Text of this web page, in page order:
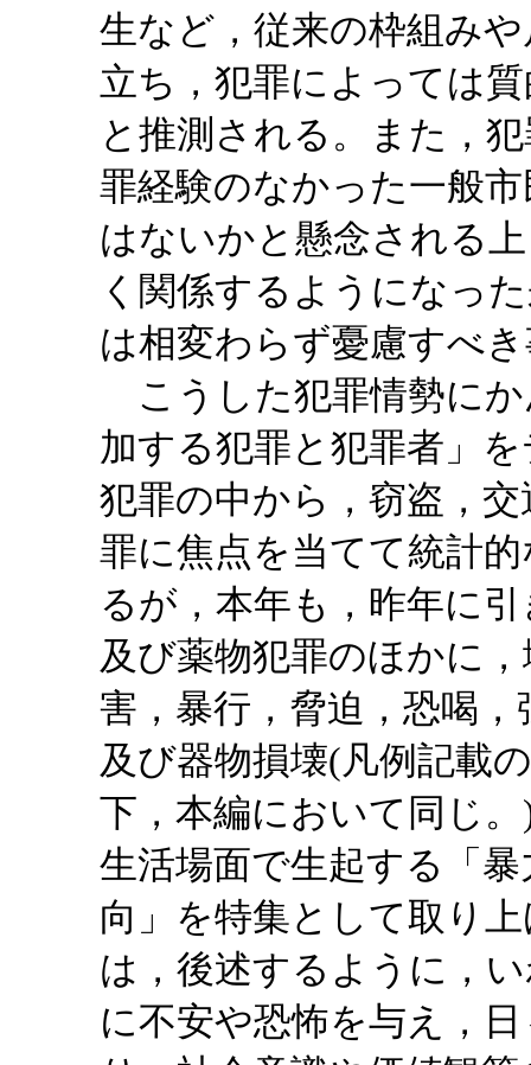
生など，従来の枠組み
立ち，犯罪によっては
と推測される。また，
罪経験のなかった一般
はないかと懸念される
く関係するようになっ
は相変わらず憂慮すべ
こうした犯罪情勢にか
加する犯罪と犯罪者」
犯罪の中から，窃盗，
罪に焦点を当てて統計
るが，本年も，昨年に
及び薬物犯罪のほかに
害，暴行，脅迫，恐喝
及び器物損壊(凡例記載
下，本編において同じ
生活場面で生起する「
向」を特集として取り
は，後述するように，
に不安や恐怖を与え，